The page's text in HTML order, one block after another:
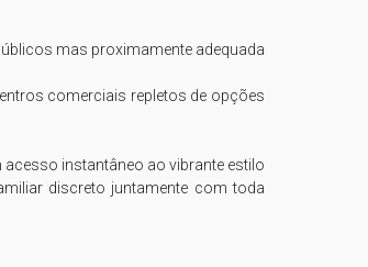
mas proximamente adequada
comerciais repletos de opções
instantâneo ao vibrante estilo
discreto juntamente com toda